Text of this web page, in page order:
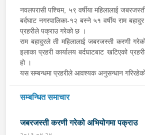
नवलपरासी पश्‍चिम, ५९ वर्षीया महिलालाई
बर्दघाट नगरपालिका-१२ बस्ने ५१ वर्षीय राम
प्रहरीले पक्राउ गरेको छ ।
राम बहादुरले ती महिलालाई जबरजस्ती करणी
इलाका प्रहरी कार्यालय बर्दघाटबाट खटिएको
हो ।
यस सम्बन्धमा प्रहरीले आवश्यक अनुसन्धान
सम्बन्धित समाचार
जबरजस्ती करणी गरेको अभियोगमा पक्राउ